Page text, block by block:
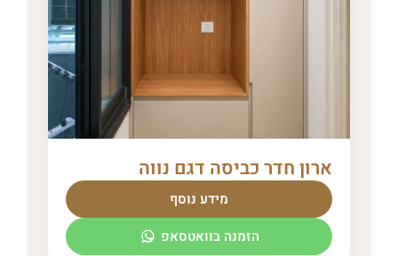
ארון חדר כביסה דגם נווה
מידע נוסף
הזמנה בוואטסאפ